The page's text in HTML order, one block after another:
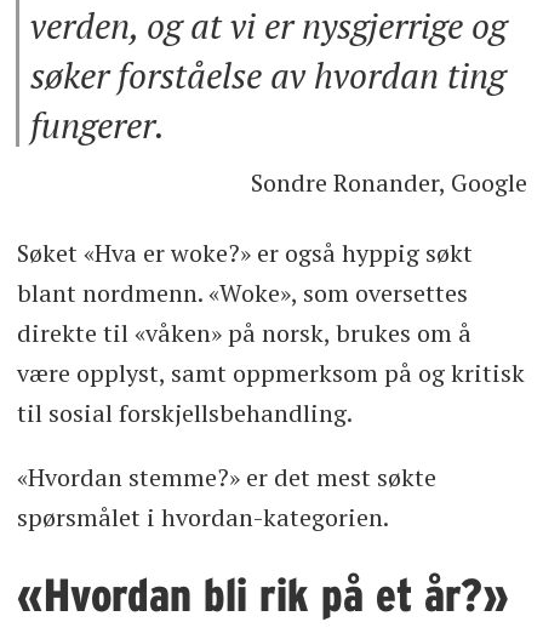
verden, og at vi er nysgjerrige og
søker forståelse av hvordan ting
fungerer.
Sondre Ronander, Google
Søket «Hva er woke?» er også hyppig søkt
blant nordmenn. «Woke», som oversettes
direkte til «våken» på norsk, brukes om å
være opplyst, samt oppmerksom på og kritisk
til sosial forskjellsbehandling.
«Hvordan stemme?» er det mest søkte
spørsmålet i hvordan-kategorien.
«Hvordan bli rik på et år?»